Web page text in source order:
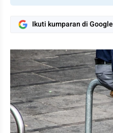
Ikuti kumparan di Google